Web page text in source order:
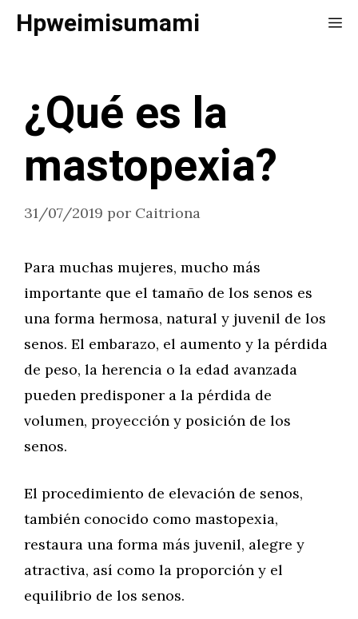
SaltarHpweimisumami
¿Qué es la
mastopexia?
31/07/2019 por Caitriona
Para muchas mujeres, mucho más
importante que el tamaño de los senos es
una forma hermosa, natural y juvenil de los
senos. El embarazo, el aumento y la pérdida
de peso, la herencia o la edad avanzada
pueden predisponer a la pérdida de
volumen, proyección y posición de los
senos.
El procedimiento de elevación de senos,
también conocido como mastopexia,
restaura una forma más juvenil, alegre y
atractiva, así como la proporción y el
equilibrio de los senos.